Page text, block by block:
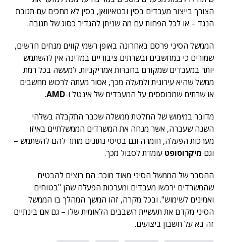
הצורך בייצור מעבדים בסין ובטאיוואן, בסין לא מחכים עם תגובת
הנגד – או לכל הפחות עם מה שניתן להגדיר כסוג של תגובה.
הממשל הסיני פרסם באחרונה באופן רשמי קווים מנחים חדשים,
שמורים כי במחשבים ובשרתים ציבוריים במדינה אין להשתמש
יותר במעבדים שמקורם בחברות אמריקניות. למעשה בכל רמת
ממשל שהיא עירונית ולמעלה מכך, אסור מעתה לרכוש מחשבים
או שרתים שמבוססים על המעבדים של אינטל ו-AMD
.
מדובר במימוש של החלטת ממשלה שכבר התקבלה בשלהי
השנה שעברה, אשר מנחה את המשרדים הממשלתיים באיזו
מערכות הפעלה, חומרה וגם בסיסי נתונים מותר להם להשתמש –
וגם מיקרוסופט עומדת לסבול מכך.
ההסבר של הממשל הסיני מאוד מוכר: הם רוצים להבטיח
שהמשרדים ירכשו מעבדים ומערכות הפעלה שהן "בטוחים
ואמינים לשימוש". ובכל מקרה, זהו המשך המהלך בו הממשל
הסיני מקדם את תעשיית השבבים הלאומית שלו – גם אם בינתיים
זה בא על חשבון ביצועים.